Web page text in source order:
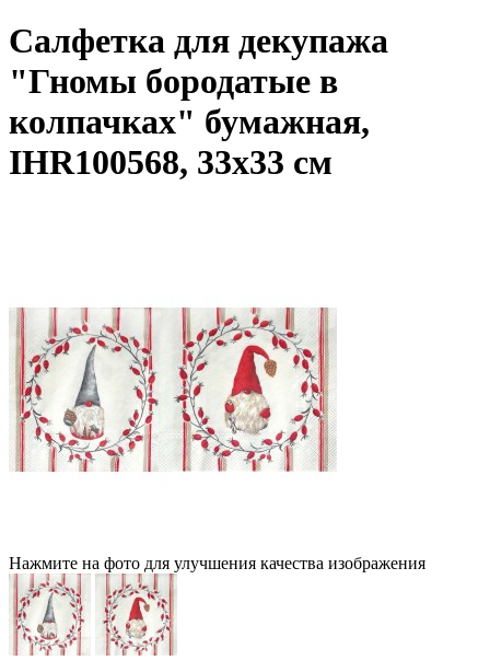
Салфетка для декупажа
"Гномы бородатые в
колпачках" бумажная,
IHR100568, 33х33 см
Нажмите на фото для улучшения качества изображения